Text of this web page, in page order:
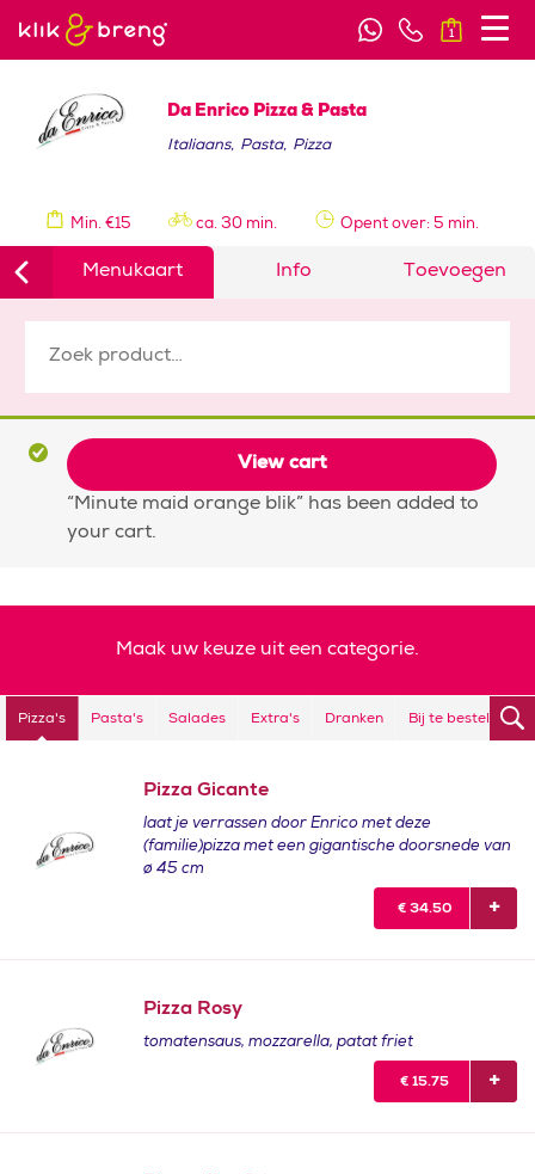
1
Da Enrico Pizza & Pasta
Italiaans, Pasta, Pizza
Min. €15 ca. 30 min. Opent over: 5 min.
Menukaart Info Toevoegen
View cart
“Minute maid orange blik” has been added to
your cart.
Maak uw keuze uit een categorie.
Pizza's Pasta's Salades Extra's Dranken Bij te bestellen
Pizza Gicante
laat je verrassen door Enrico met deze
(familie)pizza met een gigantische doorsnede van
ø 45 cm
€ 34.50
Pizza Rosy
tomatensaus, mozzarella, patat friet
€ 15.75